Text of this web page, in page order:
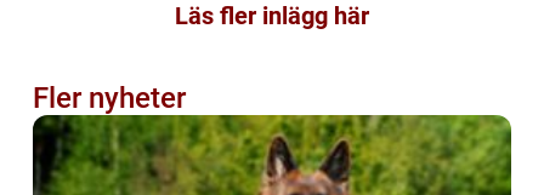
Läs fler inlägg här
Fler nyheter